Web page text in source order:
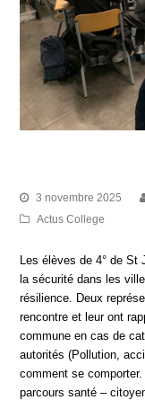
3 novembre 2025
Actus College
Les élèves de 4° de
la sécurité dans les
résilience. Deux
rencontre et leur ont
commune en cas de
autorités (Pollution,
comment se comporter.
parcours santé –